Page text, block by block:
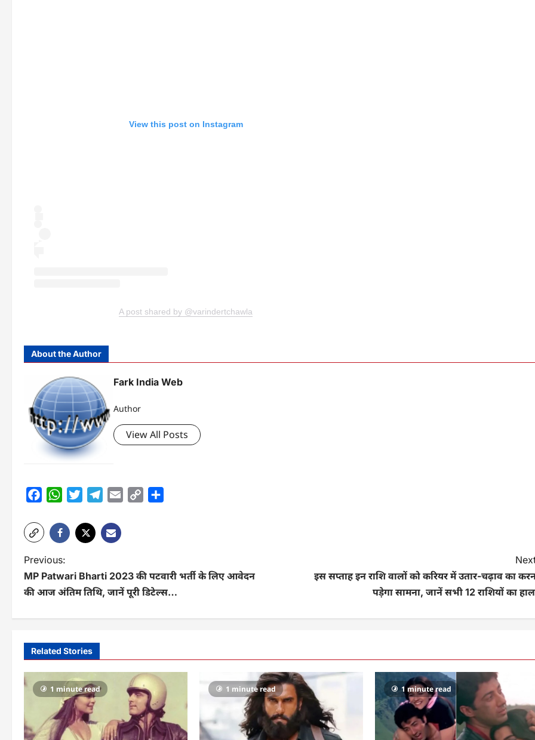
View this post on Instagram
A post shared by @varindertchawla
About the Author
Fark India Web
Author
View All Posts
FacebookWhatsAppTwitterTelegram
Email
Copy
P
o
n
a
v
i
g
Previous:
MP Patwari Bharti 2023 की पटवारी भर्ती के लिए आवेदन
की आज अंतिम तिथि, जानें पूरी डिटेल्स…
इस सप्ताह इन राशि वालों को करियर में उतार-चढ़ाव का
पड़ेगा सामना, जानें सभी 12 राशियों का
Related Stories
1 minute read 1 minute read 1 minute read